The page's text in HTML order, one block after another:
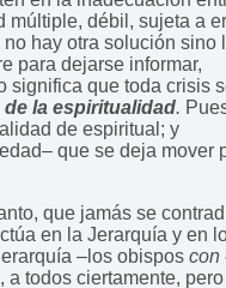
múltiple, débil, sujeta a
hay otra solución sino
para dejarse informar,
significa que toda crisis
la espiritualidad.
de espiritual; y
que se deja mover
que jamás se
en la Jerarquía y en
–los obispos con
a todos ciertamente, pero